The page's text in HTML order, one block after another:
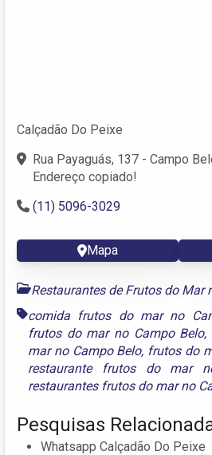
Calçadão Do Peixe
Rua Payaguás, 137 - Campo
Endereço copiado!
(11) 5096-3029
Mapa
Restaurantes de Frutos do Mar
comida frutos do mar no
frutos do mar no Campo Belo,
mar no Campo Belo, frutos do
restaurante frutos do mar
restaurantes frutos do mar no
Pesquisas
Whatsapp Calçadão Do Peixe